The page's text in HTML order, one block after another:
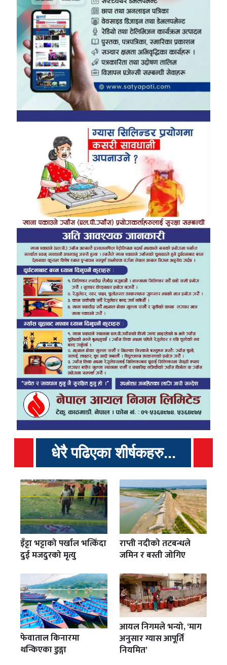
धेरै पढिएका शीर्षकहरु...
इँट्टा भट्टाको पर्खाल भत्किँदा
दुई मजदुरको मृत्यु
राप्ती नदीको तटबन्धले
जमिन र बस्ती जोगिए
फेवाताल किनारमा
थन्किएका डुङ्गा
आयल निगमले भन्यो, ‘माग
अनुसार ग्यास आपूर्ति
नियमित’